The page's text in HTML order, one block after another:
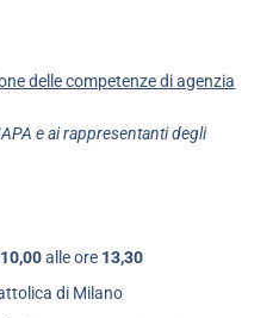
delle competenze di agenzia
e ai rappresentanti degli
10,00alle ore 13,30
di Milano